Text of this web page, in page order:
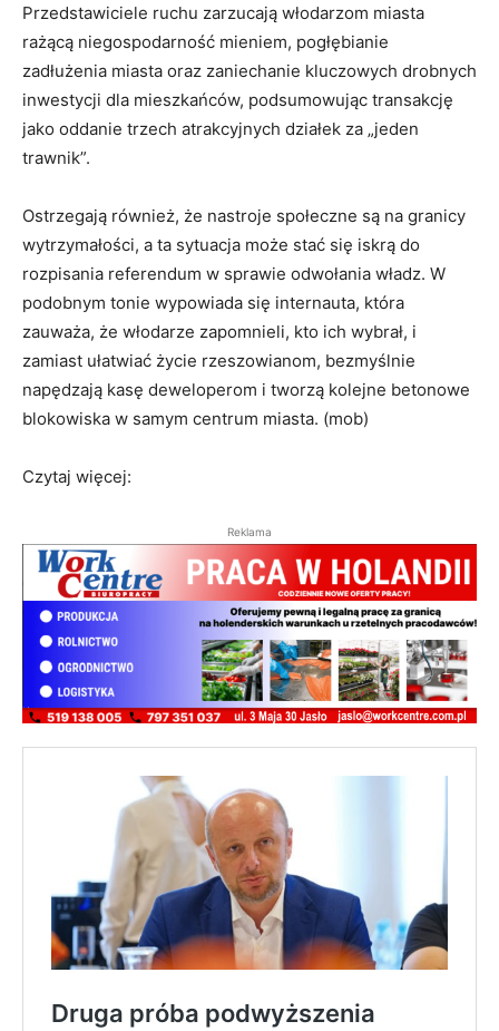
Przedstawiciele ruchu zarzucają włodarzom miasta
rażącą niegospodarność mieniem, pogłębianie
zadłużenia miasta oraz zaniechanie kluczowych drobnych
inwestycji dla mieszkańców, podsumowując transakcję
jako oddanie trzech atrakcyjnych działek za „jeden
trawnik”.
Ostrzegają również, że nastroje społeczne są na granicy
wytrzymałości, a ta sytuacja może stać się iskrą do
rozpisania referendum w sprawie odwołania władz. W
podobnym tonie wypowiada się internauta, która
zauważa, że włodarze zapomnieli, kto ich wybrał, i
zamiast ułatwiać życie rzeszowianom, bezmyślnie
napędzają kasę deweloperom i tworzą kolejne betonowe
blokowiska w samym centrum miasta. (mob)
Czytaj więcej:
Reklama